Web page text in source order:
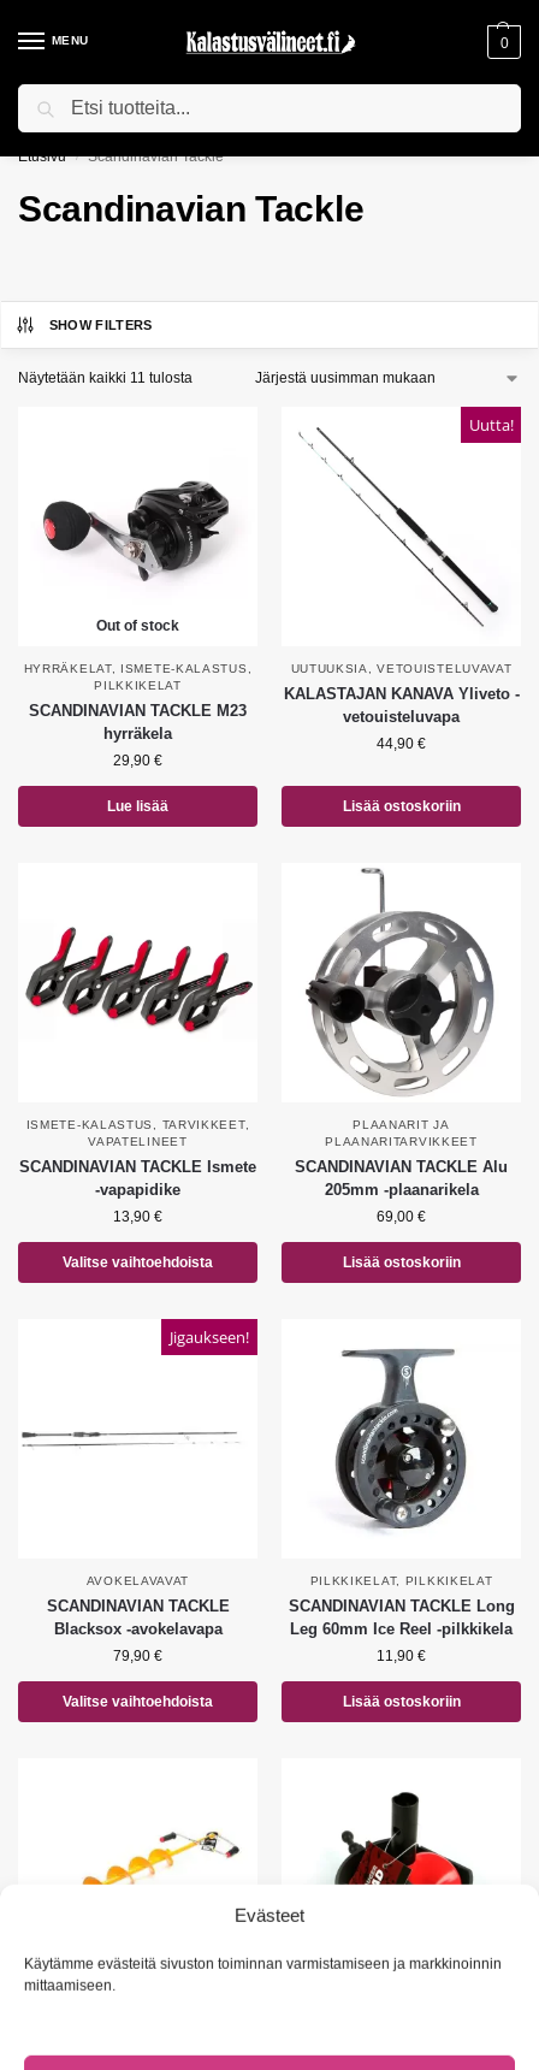
Evästeet
Käytämme evästeitä sivuston toiminnan varmistamiseen ja markkinoinnin
mittaamiseen.
MENU 0
ILMAINEN TOIMITUS YLI 75€ TILAUKSILLE!
Etusivu / Scandinavian Tackle
Scandinavian Tackle
SHOW FILTERS
Näytetään kaikki 11 tulosta
Out of stock
HYRRÄKELAT, ISMETE-KALASTUS
PILKKIKELAT
SCANDINAVIAN TACKLE M23
hyrräkela
29,90 €
Lue lisää
Uutta!
UUTUUKSIA ,VETOUISTELUVAVAT
KALASTAJAN KANAVA Yliveto -
vetouisteluvapa
44,90 €
Lisää ostoskoriin
ISMETE-KALASTUS TARVIKKEET,
VAPATELINEET
SCANDINAVIAN TACKLE Ismete
-vapapidike
13,90 €
Valitse vaihtoehdoista
PLAANARIT JA
PLAANARITARVIKKEET
SCANDINAVIAN TACKLE Alu
205mm -plaanarikela
69,00 €
Lisää ostoskoriin
Jigaukseen!
AVOKELAVAVAT
SCANDINAVIAN TACKLE
Blacksox -avokelavapa
79,90 €
Valitse vaihtoehdoista
PILKKIKELAT, PILKKIKELAT
SCANDINAVIAN TACKLE Long
Leg 60mm Ice Reel -pilkkikela
11,90 €
Lisää ostoskoriin